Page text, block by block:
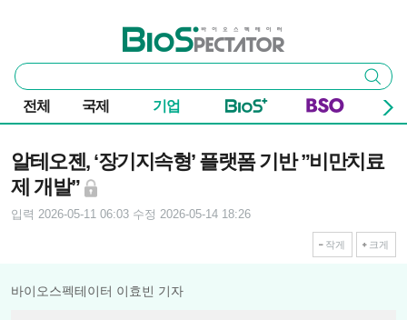
바이오스펙테이터
통
합
검
색
검색
전체 국제 기업
알테오젠, ‘장기지속형’ 플랫폼 기반 ”비만치료
제 개발”
입력 2026-05-11 06:03 수정 2026-05-14 18:26
작게 크게
바이오스펙테이터 이효빈 기자